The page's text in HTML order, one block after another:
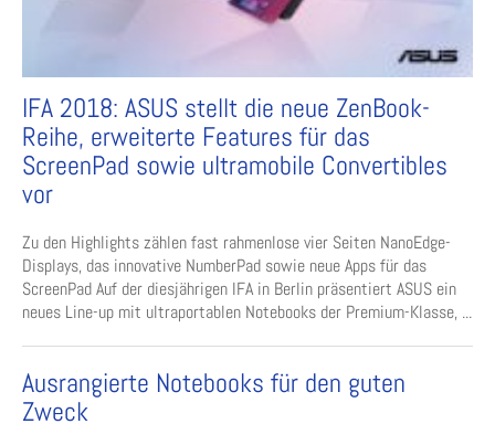
IFA 2018: ASUS stellt die neue ZenBook-
Reihe, erweiterte Features für das
ScreenPad sowie ultramobile Convertibles
vor
Zu den Highlights zählen fast rahmenlose vier Seiten NanoEdge-
Displays, das innovative NumberPad sowie neue Apps für das
ScreenPad Auf der diesjährigen IFA in Berlin präsentiert ASUS ein
neues Line-up mit ultraportablen Notebooks der Premium-Klasse, ...
Ausrangierte Notebooks für den guten
Zweck